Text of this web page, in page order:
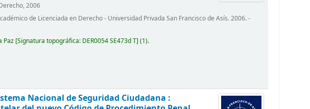
2006
de Licenciada en Derecho - Universidad Privada San Francisco de Asís. 2006. -
Paz Signatura topográfica: DER0054 SE473d T (1).
Nacional de Seguridad Ciudadana :